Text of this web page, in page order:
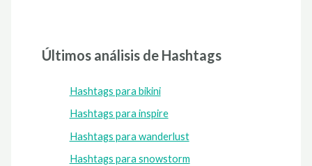
Últimos análisis de Hashtags
Hashtags para bikini
Hashtags para inspire
Hashtags para wanderlust
Hashtags para snowstorm